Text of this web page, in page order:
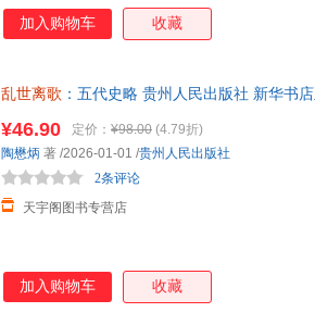
时间里，难见五代史佳作。 陶懋炳先生钩沉
脉络、生动的叙述、精到的点评，刻画出了
是断代史，然而，却有了通史的意义。 作者简
加入购物车 收藏
乱世离歌 ：五代史略 贵州人民出版社 新华书
¥46.90 定价： ¥98.00 (4.79折)
天宇阁图书专营店
2条评论
陶懋炳 著 /2026-01-01 /贵州人民出版社
加入购物车 收藏